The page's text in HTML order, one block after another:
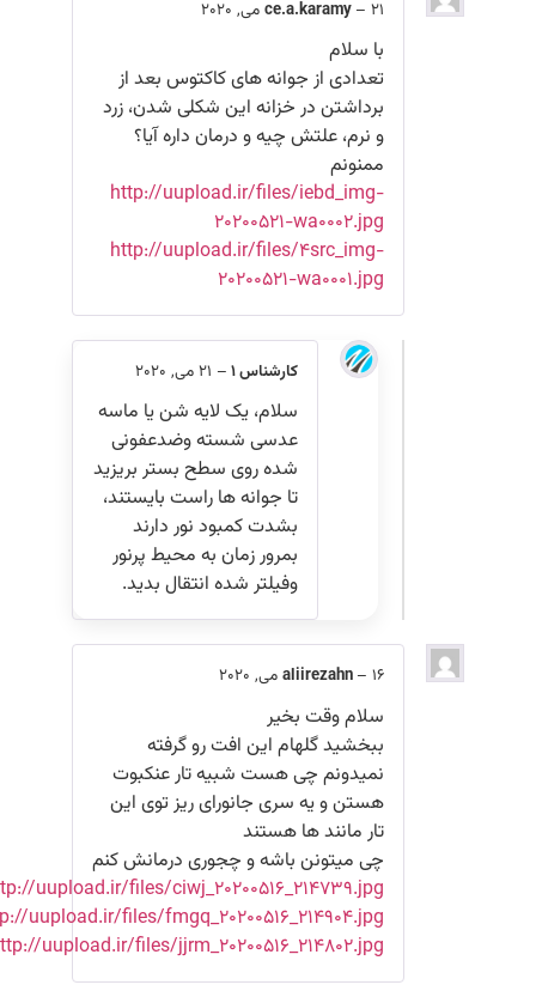
ce.a.karamy
با سلام
تعدادی از جوانه های کاکتوس بعد از
برداشتن در خزانه این شکلی شدن، زرد
و نرم، علتش چیه و درمان داره آیا؟
ممنونم
http://uupload.ir/files/iebd_img-
20200521-wa0002.jpg
http://uupload.ir/files/4src_img-
20200521-wa0001.jpg
کارشناس 1 –21 می, 2020
سلام، یک لایه شن یا ماسه
عدسی شسته وضدعفونی
شده روی سطح بستر بریزید
تا جوانه ها راست بایستند،
بشدت کمبود نور دارند
بمرور زمان به محیط پرنور
وفیلتر شده انتقال بدید.
aliirezahn
سلام وقت بخیر
ببخشید گلهام این افت رو گرفته
نمیدونم چی هست شبیه تار عنکبوت
هستن و یه سری جانورای ریز توی این
تار مانند ها هستند
چی میتونن باشه و چجوری درمانش کنم
http://uupload.ir/files/ciwj_۲۰۲۰۰۵۱۶_۲۱۴۷۳۹.jpg
http://uupload.ir/files/fmgq_۲۰۲۰۰۵۱۶_۲۱۴۹۰۴.jpg
http://uupload.ir/files/jjrm_۲۰۲۰۰۵۱۶_۲۱۴۸۰۲.jpg